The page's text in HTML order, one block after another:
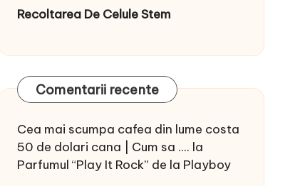
Recoltarea De Celule Stem
Comentarii recente
Cea mai scumpa cafea din lume costa
50 de dolari cana | Cum sa .... la
Parfumul “Play It Rock” de la Playboy